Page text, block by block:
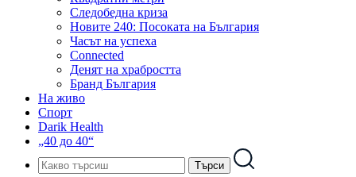
Следобедна криза
Новите 240: Посоката на България
Часът на успеха
Connected
Денят на храбростта
Бранд България
На живо
Спорт
Darik Health
„40 до 40“